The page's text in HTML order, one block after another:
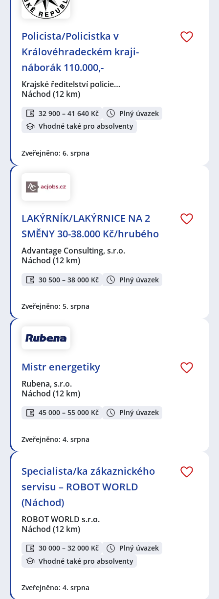
Policista/Policistka v
Královéhradeckém kraji-
náborák 110.000,-
Krajské ředitelství policie…
Náchod (12 km)
32 900 – 41 640 Kč
Plný úvazek
Vhodné také pro absolventy
Zveřejněno: 6. srpna
LAKÝRNÍK/LAKÝRNICE NA 2
SMĚNY 30-38.000 Kč/hrubého
Advantage Consulting, s.r.o.
Náchod (12 km)
30 500 – 38 000 Kč Plný úvazek
Zveřejněno: 5. srpna
Mistr energetiky
Rubena, s.r.o.
Náchod (12 km)
45 000 – 55 000 Kč Plný úvazek
Zveřejněno: 4. srpna
Specialista/ka zákaznického
servisu – ROBOT WORLD
(Náchod)
ROBOT WORLD s.r.o.
Náchod (12 km)
30 000 – 32 000 Kč
Plný úvazek
Vhodné také pro absolventy
Zveřejněno: 4. srpna